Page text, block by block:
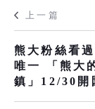
上一篇
熊大粉絲看
唯一 「熊大
鎮」12/30開